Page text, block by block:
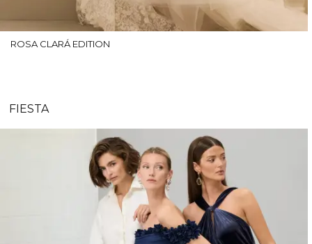
ROSA CLARÁ EDITION
FIESTA